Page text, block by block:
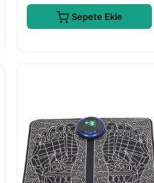
Sepete Ekle